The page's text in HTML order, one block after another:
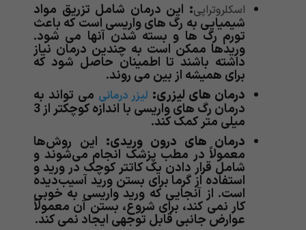
اسکلروتراپی: این درمان شامل تزریق مواد
شیمیایی به رگ های واریسی است که باعث
تورم رگ ها و بسته شدن آنها می شود.
وریدها ممکن است به چندین درمان نیاز
داشته باشند تا اطمینان حاصل شود که
برای همیشه از بین می روند.
درمان های لیزری: لیزر درمانی می تواند به
درمان رگ های واریسی با اندازه کوچکتر از 3
میلی متر کمک کند.
درمان های درون وریدی: این روش‌ها
معمولاً در مطب پزشک انجام می‌شوند و
شامل قرار دادن یک کاتتر کوچک در ورید و
استفاده از گرما برای بستن ورید آسیب‌دیده
است. از آنجایی که ورید واریسی به خوبی
کار نمی کند، برای شروع، بستن آن معمولاً
عوارض جانبی قابل توجهی ایجاد نمی کند.